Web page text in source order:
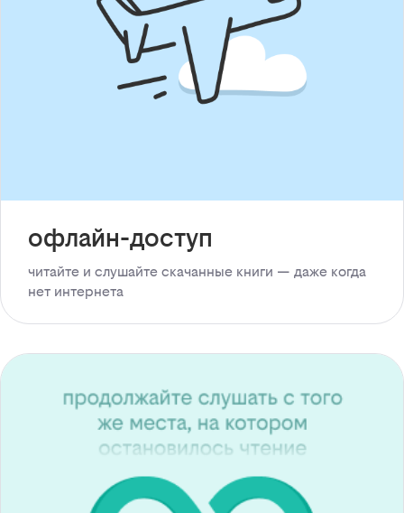
офлайн-доступ
читайте и слушайте скачанные книги — даже когда
нет интернета